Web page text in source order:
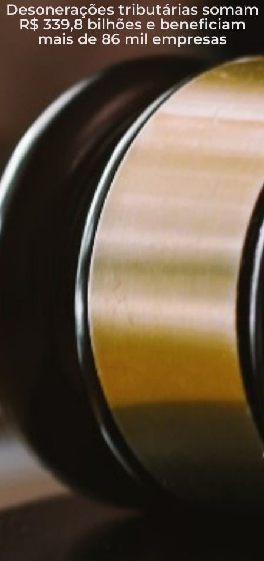
Desonerações tributárias somam
R$ 339,8 bilhões e beneficiam
mais de 86 mil empresas